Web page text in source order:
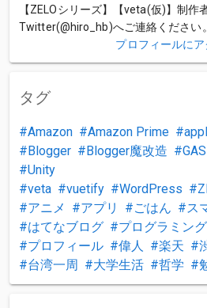
【ZELOシリーズ】【veta(仮)】制作
Twitter(@hiro_hb)へご連絡ください。
プロフィールにア
タグ
Amazon Amazon Prime
Blogger
Blogger魔改造 GAS
Unity
veta
vuetify WordPress
アニメ
アプリ ごはん ス
はてなブログ
プログラミン
プロフィール
偉人 楽天
台湾一周
大学生活 哲学